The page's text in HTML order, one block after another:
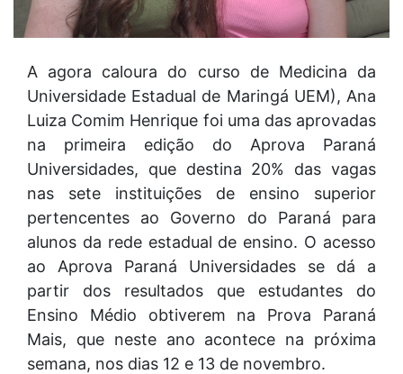
A agora caloura do curso de Medicina da
Universidade Estadual de Maringá UEM), Ana
Luiza Comim Henrique foi uma das aprovadas
na primeira edição do Aprova Paraná
Universidades, que destina 20% das vagas
nas sete instituições de ensino superior
pertencentes ao Governo do Paraná para
alunos da rede estadual de ensino. O acesso
ao Aprova Paraná Universidades se dá a
partir dos resultados que estudantes do
Ensino Médio obtiverem na Prova Paraná
Mais, que neste ano acontece na próxima
semana, nos dias 12 e 13 de novembro.